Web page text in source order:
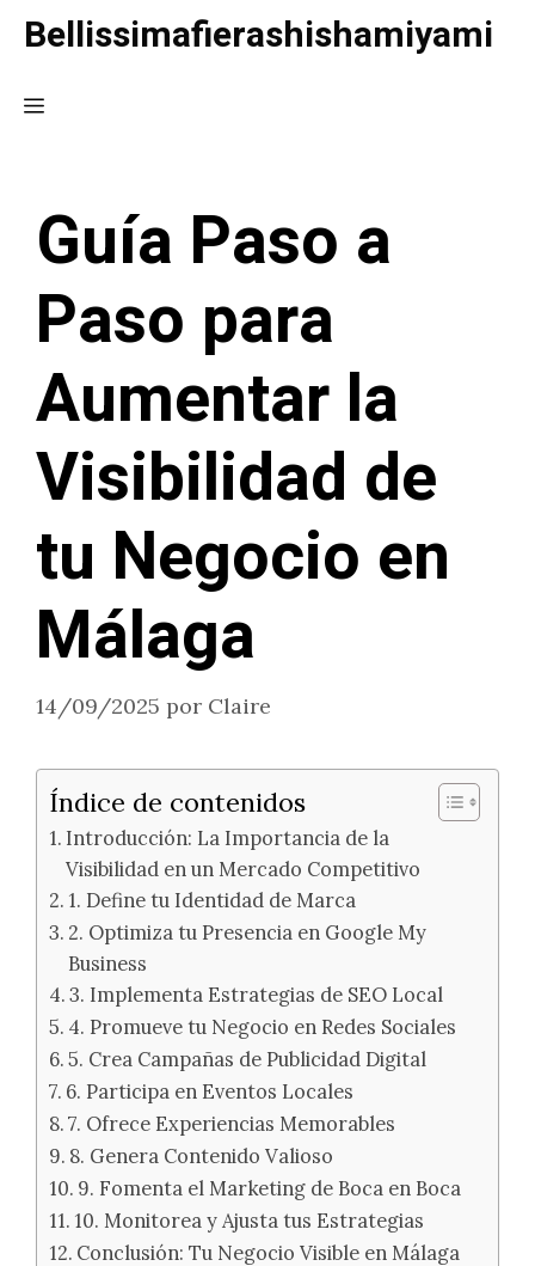
Saltar
contenido
Bellissimafierashishamiyami
Menú
Guía Paso a
Paso para
Aumentar la
Visibilidad de
tu Negocio en
Málaga
14/09/2025 por Claire
Índice de contenidos
Introducción: La Importancia de la
Visibilidad en un Mercado Competitivo
1. Define tu Identidad de Marca
2. Optimiza tu Presencia en Google My
Business
3. Implementa Estrategias de SEO Local
4. Promueve tu Negocio en Redes Sociales
5. Crea Campañas de Publicidad Digital
6. Participa en Eventos Locales
7. Ofrece Experiencias Memorables
8. Genera Contenido Valioso
9. Fomenta el Marketing de Boca en Boca
10. Monitorea y Ajusta tus Estrategias
Conclusión: Tu Negocio Visible en Málaga